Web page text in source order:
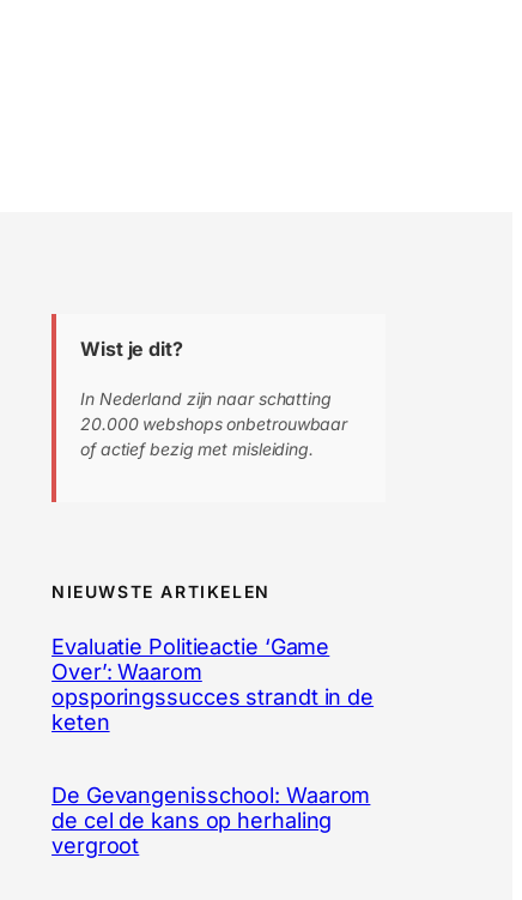
Wist je dit?
In Nederland zijn naar schatting
20.000 webshops onbetrouwbaar
of actief bezig met misleiding.
NIEUWSTE ARTIKELEN
Evaluatie Politieactie ‘Game
Over’: Waarom
opsporingssucces strandt in de
keten
De Gevangenisschool: Waarom
de cel de kans op herhaling
vergroot